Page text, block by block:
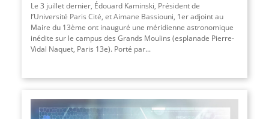
Le 3 juillet dernier, Édouard Kaminski, Président de
l’Université Paris Cité, et Aimane Bassiouni, 1er adjoint au
Maire du 13ème ont inauguré une méridienne astronomique
inédite sur le campus des Grands Moulins (esplanade Pierre-
Vidal Naquet, Paris 13e). Porté par...